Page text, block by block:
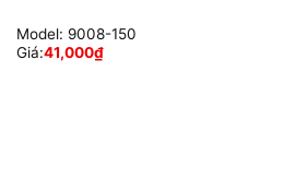
Model: 9008-150
Giá:41,000₫